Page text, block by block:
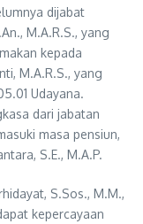
dijabat
M.A.R.S., yang
kepada
M.A.R.S., yang
Udayana.
dari jabatan
masa pensiun,
S.E., M.A.P.
S.Sos., M.M.,
kepercayaan